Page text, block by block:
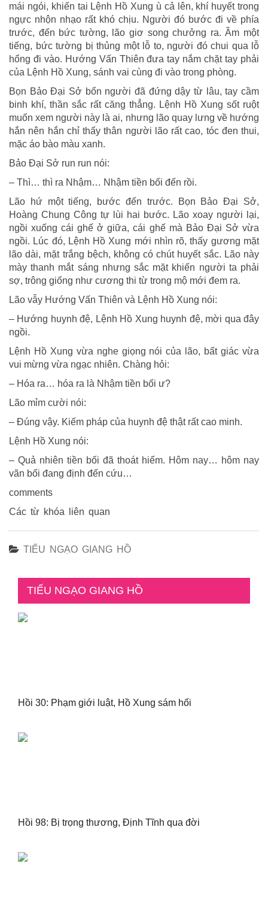
mái ngói, khiến tai Lệnh Hồ Xung ù cả lên, khí huyết trong
ngực nhộn nhạo rất khó chịu. Người đó bước đi về phía
trước, đến bức tường, lão giơ song chưởng ra. Ầm một
tiếng, bức tường bị thủng một lỗ to, người đó chui qua lỗ
hổng đi vào. Hướng Vấn Thiên đưa tay nắm chặt tay phải
của Lệnh Hồ Xung, sánh vai cùng đi vào trong phòng.
Bọn Bảo Đại Sở bốn người đã đứng dậy từ lâu, tay cầm
binh khí, thần sắc rất căng thẳng. Lệnh Hồ Xung sốt ruột
muốn xem người này là ai, nhưng lão quay lưng về hướng
hắn nên hắn chỉ thấy thân người lão rất cao, tóc đen thui,
mặc áo bào màu xanh.
Bảo Đại Sở run run nói:
– Thì… thì ra Nhậm… Nhậm tiền bối đến rồi.
Lão hứ một tiếng, bước đến trước. Bọn Bảo Đại Sở,
Hoàng Chung Công tự lùi hai bước. Lão xoay người lại,
ngồi xuống cái ghế ở giữa, cái ghế mà Bảo Đại Sở vừa
ngồi. Lúc đó, Lệnh Hồ Xung mới nhìn rõ, thấy gương mặt
lão dài, mặt trắng bệch, không có chút huyết sắc. Lão này
mày thanh mắt sáng nhưng sắc mặt khiến người ta phải
sợ, trông giống như cương thi từ trong mộ mới đem ra.
Lão vẫy Hướng Vấn Thiên và Lệnh Hồ Xung nói:
– Hướng huynh đệ, Lệnh Hồ Xung huynh đệ, mời qua đây
ngồi.
Lệnh Hồ Xung vừa nghe giọng nói của lão, bất giác vừa
vui mừng vừa ngạc nhiên. Chàng hỏi:
– Hóa ra… hóa ra là Nhậm tiền bối ư?
Lão mỉm cười nói:
– Đúng vậy. Kiếm pháp của huynh đệ thật rất cao minh.
Lệnh Hồ Xung nói:
– Quả nhiên tiền bối đã thoát hiểm. Hôm nay… hôm nay
vãn bối đang định đến cứu…
comments
Các từ khóa liên quan
TIẾU NGẠO GIANG HỒ
TIẾU NGẠO GIANG HỒ
Hồi 30: Phạm giới luật, Hồ Xung sám hối
Hồi 98: Bị trọng thương, Định Tĩnh qua đời